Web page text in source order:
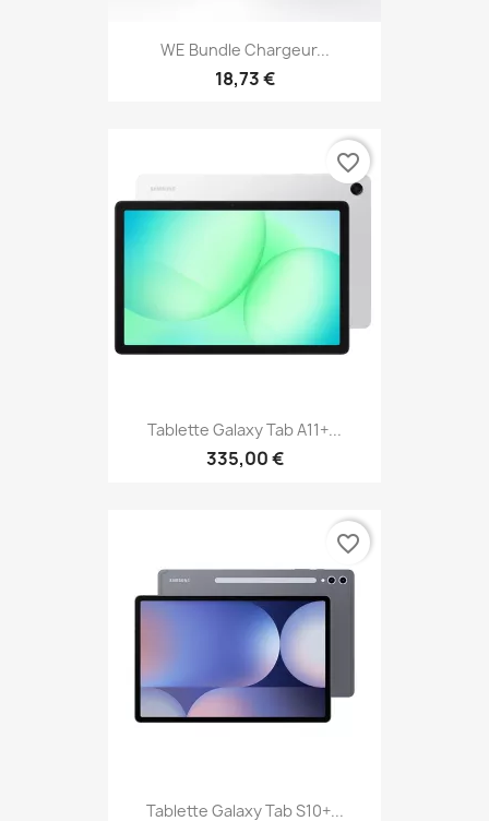
WE Bundle Chargeur...
18,73 €
Tablette Galaxy Tab A11+...
335,00 €
favorite_border
Tablette Galaxy Tab S10+...
favorite_border